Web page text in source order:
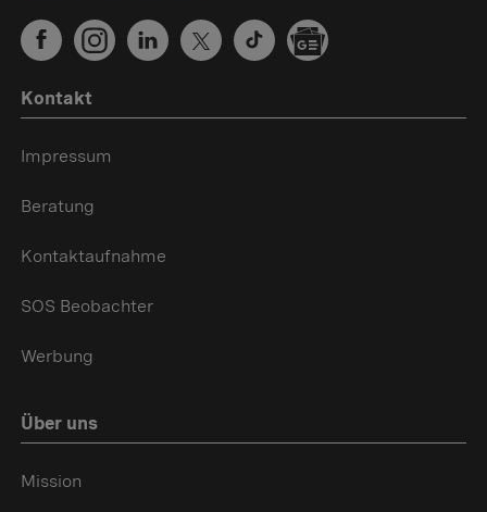
Kontakt
Impressum
Beratung
Kontaktaufnahme
SOS Beobachter
Werbung
Über uns
Mission